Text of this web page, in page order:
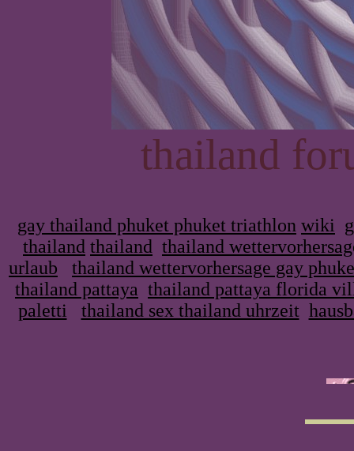
thailand
gay thailand phuket phuket triathlon wiki
thailand thailand thailand
urlaub
thailand wettervorhersage gay
thailand pattaya thailand pattaya florida
paletti
thailand sex thailand uhrzeit